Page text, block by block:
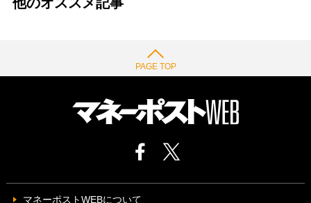
PAGE TOP
マネーポストWEBについて